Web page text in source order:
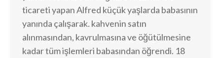
ticareti yapan Alfred küçük yaşlarda babasının
yanında çalışarak. kahvenin satın
alınmasından, kavrulmasına ve öğütülmesine
kadar tüm işlemleri babasından öğrendi. 18